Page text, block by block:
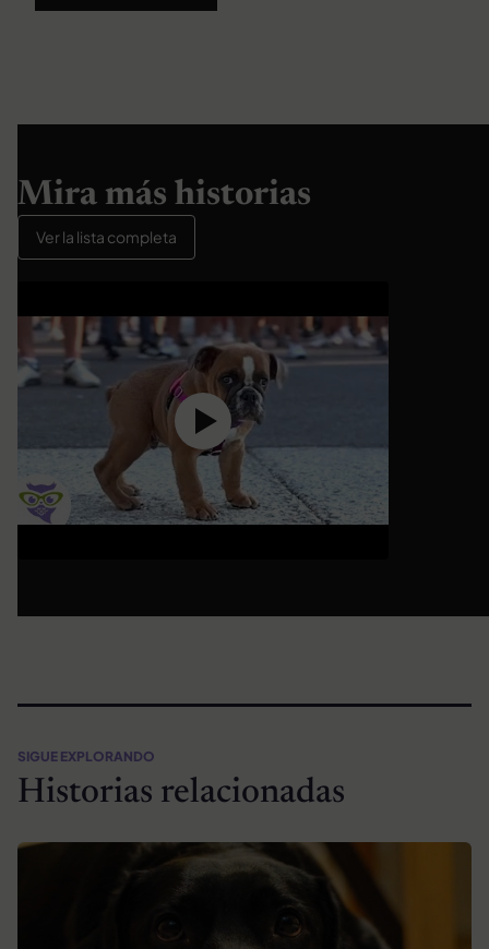
Mira más historias
Ver la lista completa
SIGUE EXPLORANDO
Historias relacionadas